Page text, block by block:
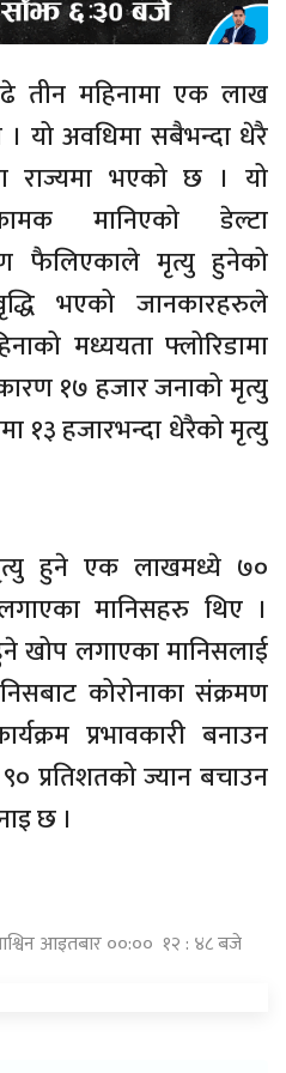
तीन महिनामा एक लाख
यो अवधिमा सबैभन्दा धेरै
राज्यमा भएको छ । यो
मानिएको डेल्टा
फैलिएकाले मृत्यु हुनेको
भएको जानकारहरुले
मध्ययता फ्लोरिडामा
१७ हजार जनाको मृत्यु
१३ हजारभन्दा धेरैको मृत्यु
हुने एक लाखमध्ये ७०
मानिसहरु थिए ।
खोप लगाएका मानिसलाई
कोरोनाका संक्रमण
प्रभावकारी बनाउन
प्रतिशतको ज्यान बचाउन
छ ।
आइतबार ००:०० १२ : ४८ बजे